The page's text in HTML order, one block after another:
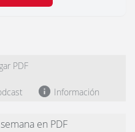
PDF
Información
en PDF